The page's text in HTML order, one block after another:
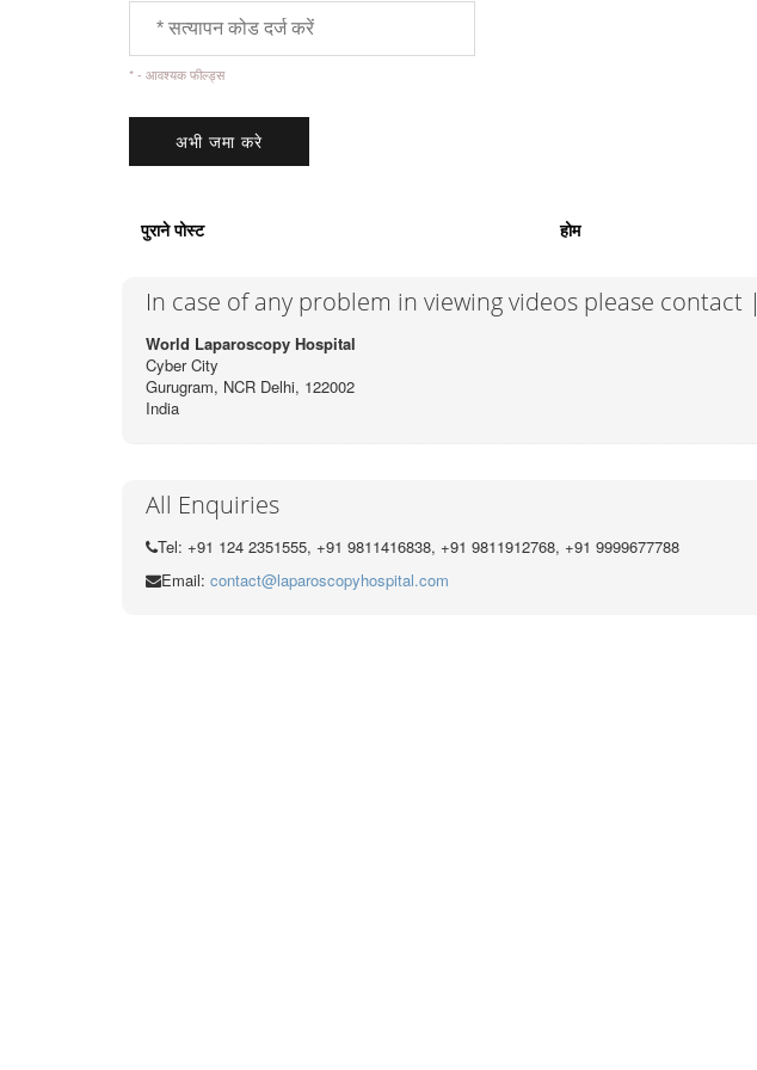
* - आवश्यक फील्ड्स
पुराने पोस्ट होम
In case of any problem in viewing videos please contact |
World Laparoscopy Hospital
Cyber City
Gurugram, NCR Delhi, 122002
India
All Enquiries
Tel: +91 124 2351555, +91 9811416838, +91 9811912768, +91 9999677788
Email: contact@laparoscopyhospital.com